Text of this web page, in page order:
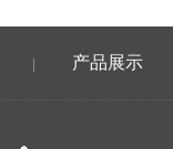
产品展示